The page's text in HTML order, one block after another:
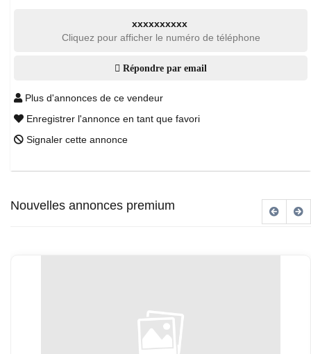
xxxxxxxxxx
Cliquez pour afficher le numéro de téléphone
Répondre par email
Plus d'annonces de ce vendeur
Enregistrer l'annonce en tant que favori
Signaler cette annonce
Nouvelles annonces premium